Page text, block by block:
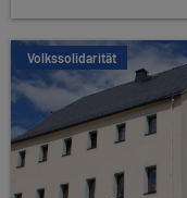
Volkssolidarität